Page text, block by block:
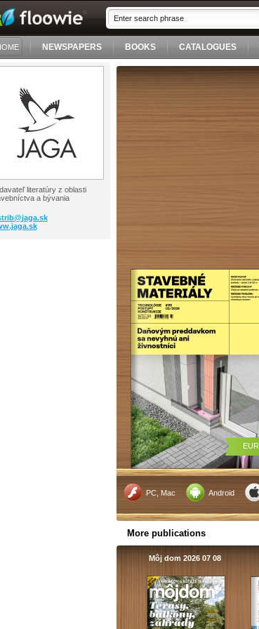
NEWSPAPERS BOOKS CATALOGUES
literatúry z oblasti
a bývania
jaga.sk
PC, Mac Android
EUR
More publications
Môj dom 2026 07 08